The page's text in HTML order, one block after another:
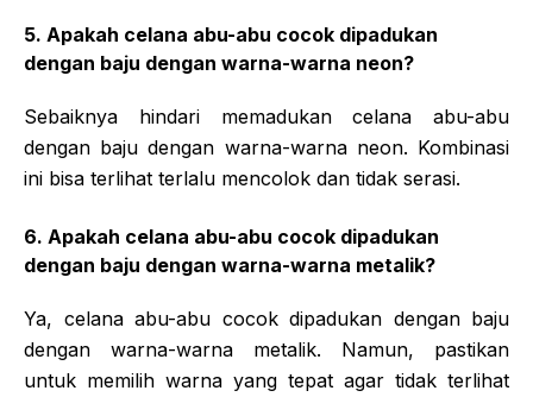
5. Apakah celana abu-abu cocok dipadukan
dengan baju dengan warna-warna neon?
Sebaiknya hindari memadukan celana abu-abu
dengan baju dengan warna-warna neon. Kombinasi
ini bisa terlihat terlalu mencolok dan tidak serasi.
6. Apakah celana abu-abu cocok dipadukan
dengan baju dengan warna-warna metalik?
Ya, celana abu-abu cocok dipadukan dengan baju
dengan warna-warna metalik. Namun, pastikan
untuk memilih warna yang tepat agar tidak terlihat